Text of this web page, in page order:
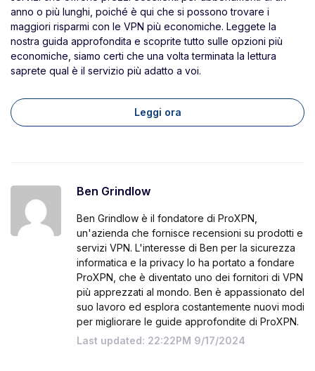
anno o più lunghi, poiché è qui che si possono trovare i
maggiori risparmi con le VPN più economiche. Leggete la
nostra guida approfondita e scoprite tutto sulle opzioni più
economiche, siamo certi che una volta terminata la lettura
saprete qual è il servizio più adatto a voi.
Leggi ora
Ben Grindlow
Ben Grindlow è il fondatore di ProXPN,
un'azienda che fornisce recensioni su prodotti e
servizi VPN. L'interesse di Ben per la sicurezza
informatica e la privacy lo ha portato a fondare
ProXPN, che è diventato uno dei fornitori di VPN
più apprezzati al mondo. Ben è appassionato del
suo lavoro ed esplora costantemente nuovi modi
per migliorare le guide approfondite di ProXPN.
Last updated: 22:22PM 9/17/2024